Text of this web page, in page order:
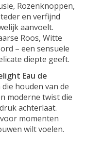
Rozenknoppen,
en verfijnd
aanvoelt.
Roos, Witte
– een sensuele
diepte geeft.
Eau de
houden van de
moderne twist die
achterlaat.
momenten
wilt voelen.